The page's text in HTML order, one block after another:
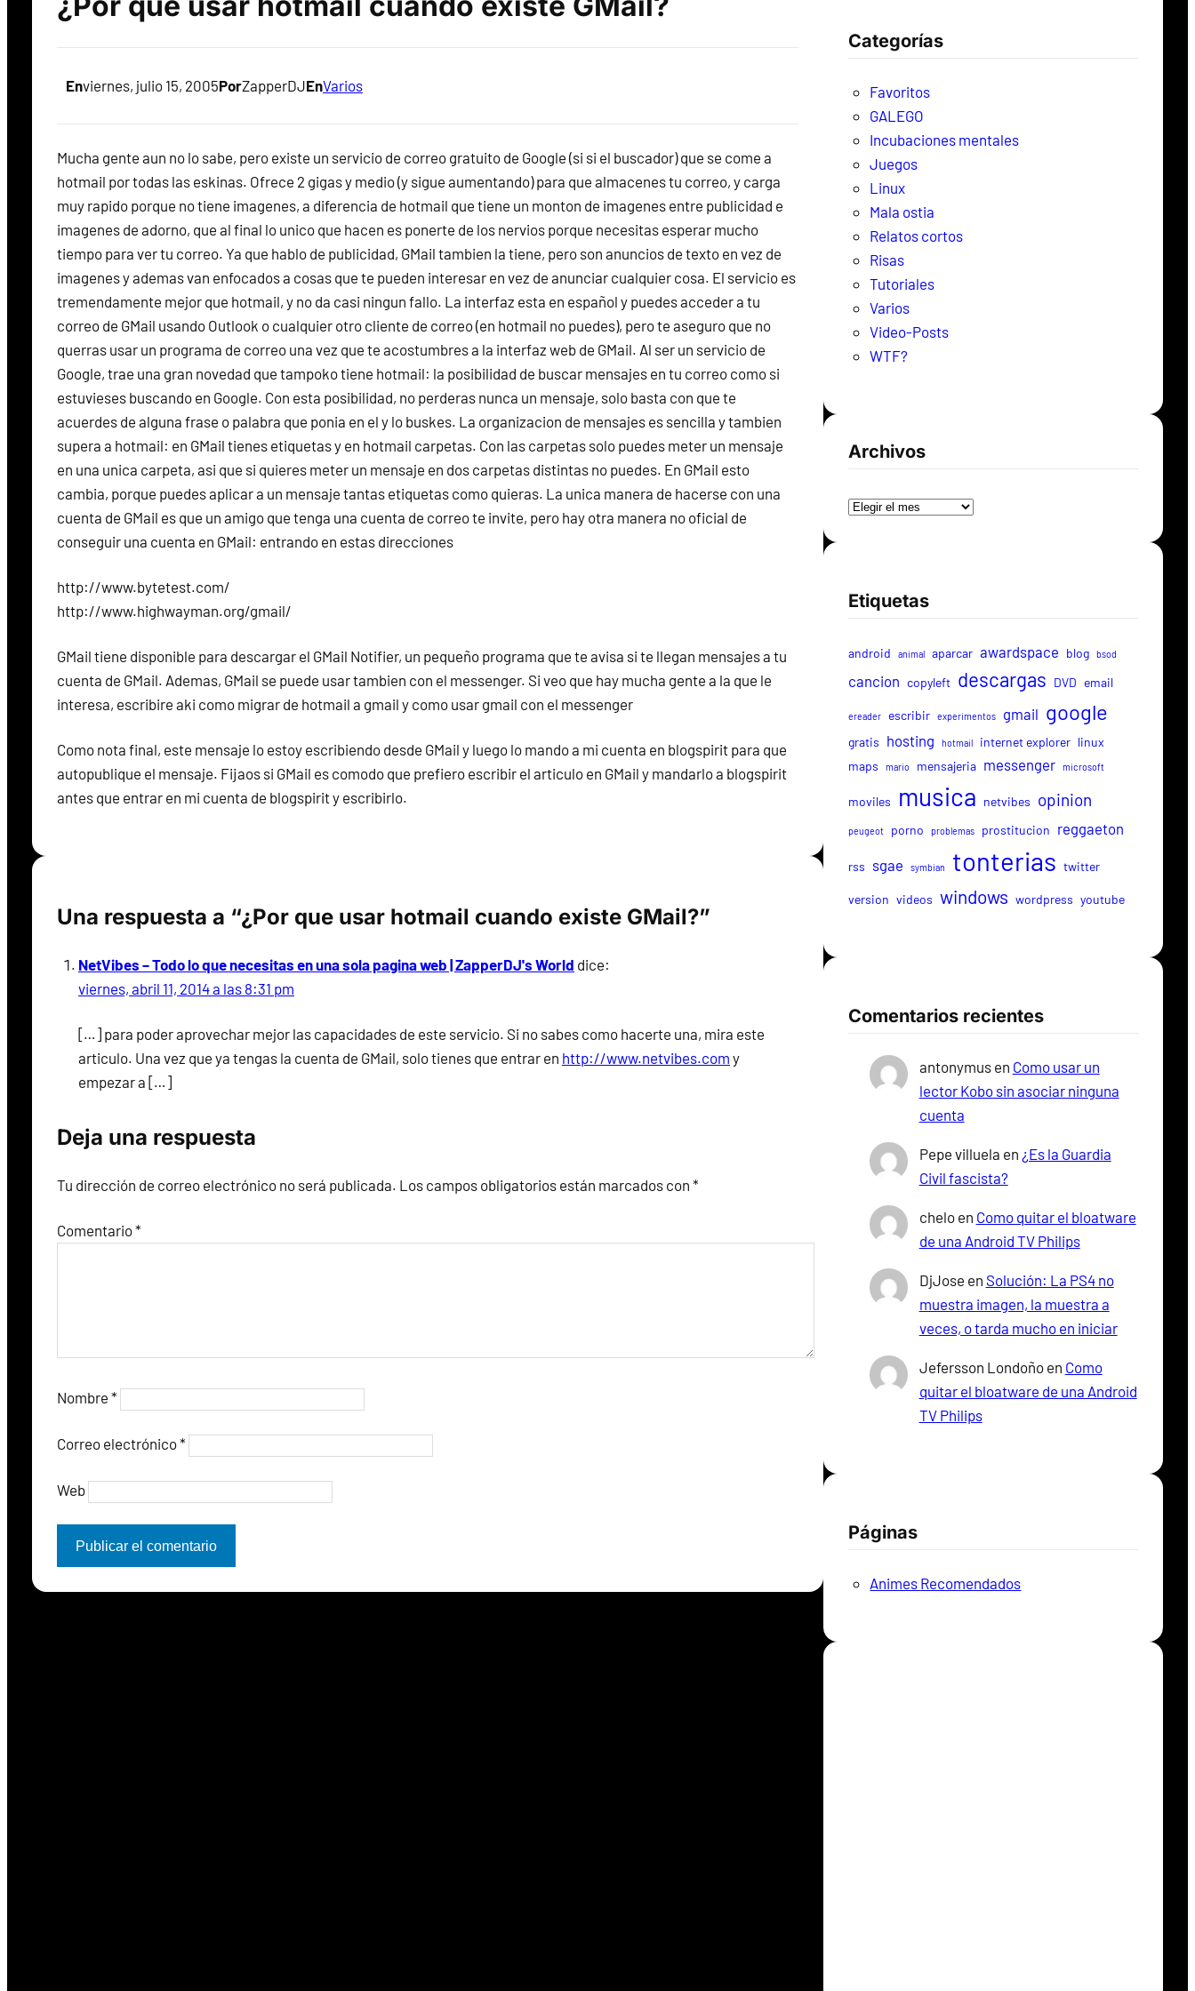
Enviernes, julio 15, 2005PorZapperDJEnVarios
Mucha gente aun no lo sabe, pero existe un servicio de correo gratuito de Google (si si el buscador) que se come a
hotmail por todas las eskinas. Ofrece 2 gigas y medio (y sigue aumentando) para que almacenes tu correo, y carga
muy rapido porque no tiene imagenes, a diferencia de hotmail que tiene un monton de imagenes entre publicidad e
imagenes de adorno, que al final lo unico que hacen es ponerte de los nervios porque necesitas esperar mucho
tiempo para ver tu correo. Ya que hablo de publicidad, GMail tambien la tiene, pero son anuncios de texto en vez de
imagenes y ademas van enfocados a cosas que te pueden interesar en vez de anunciar cualquier cosa. El servicio es
tremendamente mejor que hotmail, y no da casi ningun fallo. La interfaz esta en español y puedes acceder a tu
correo de GMail usando Outlook o cualquier otro cliente de correo (en hotmail no puedes), pero te aseguro que no
querras usar un programa de correo una vez que te acostumbres a la interfaz web de GMail. Al ser un servicio de
Google, trae una gran novedad que tampoko tiene hotmail: la posibilidad de buscar mensajes en tu correo como si
estuvieses buscando en Google. Con esta posibilidad, no perderas nunca un mensaje, solo basta con que te
acuerdes de alguna frase o palabra que ponia en el y lo buskes. La organizacion de mensajes es sencilla y tambien
supera a hotmail: en GMail tienes etiquetas y en hotmail carpetas. Con las carpetas solo puedes meter un mensaje
en una unica carpeta, asi que si quieres meter un mensaje en dos carpetas distintas no puedes. En GMail esto
cambia, porque puedes aplicar a un mensaje tantas etiquetas como quieras. La unica manera de hacerse con una
cuenta de GMail es que un amigo que tenga una cuenta de correo te invite, pero hay otra manera no oficial de
conseguir una cuenta en GMail: entrando en estas direcciones
http://www.bytetest.com/
http://www.highwayman.org/gmail/
GMail tiene disponible para descargar el GMail Notifier, un pequeño programa que te avisa si te llegan mensajes a tu
cuenta de GMail. Ademas, GMail se puede usar tambien con el messenger. Si veo que hay mucha gente a la que le
interesa, escribire aki como migrar de hotmail a gmail y como usar gmail con el messenger
Como nota final, este mensaje lo estoy escribiendo desde GMail y luego lo mando a mi cuenta en blogspirit para que
autopublique el mensaje. Fijaos si GMail es comodo que prefiero escribir el articulo en GMail y mandarlo a blogspirit
antes que entrar en mi cuenta de blogspirit y escribirlo.
Una respuesta a “¿Por que usar hotmail cuando existe GMail?”
NetVibes – Todo lo que necesitas en una sola pagina web | ZapperDJ's World dice:
viernes, abril 11, 2014 a las 8:31 pm
[…] para poder aprovechar mejor las capacidades de este servicio. Si no sabes como hacerte una, mira este
articulo. Una vez que ya tengas la cuenta de GMail, solo tienes que entrar en http://www.netvibes.com y
empezar a […]
Deja una respuesta
Tu dirección de correo electrónico no será publicada. Los campos obligatorios están marcados con *
Comentario*
Nombre *
Correo electrónico*
Web
Categorías
Favoritos
GALEGO
Incubaciones mentales
Juegos
Linux
Mala ostia
Relatos cortos
Risas
Tutoriales
Varios
Video-Posts
WTF?
Archivos
Etiquetas
android animal aparcar awardspace blog bsod
cancion copyleft descargas DVD email
ereader escribir experimentos gmail google
gratis hosting hotmail internet explorer linux
maps
mario mensajeria messenger microsoft
moviles musica netvibes opinion
peugeot porno problemas prostitucion reggaeton
rss sgae symbian tonterias twitter
version videos windows wordpress youtube
Comentarios recientes
antonymusen Como usar un
lector Kobo sin asociar ninguna
cuenta
Pepe villuela en ¿Es la Guardia
Civil fascista?
cheloen Como quitar el bloatware
de una Android TV Philips
DjJose en Solución: La PS4 no
muestra imagen, la muestra a
veces, o tarda mucho en iniciar
Jefersson Londoñoen Como
quitar el bloatware de una Android
TV Philips
Páginas
Animes Recomendados